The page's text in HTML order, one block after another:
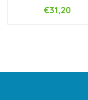
€31,20